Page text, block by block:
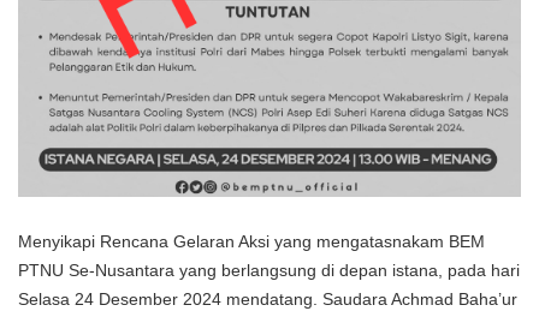
Menyikapi Rencana Gelaran Aksi yang mengatasnakam BEM
PTNU Se-Nusantara yang berlangsung di depan istana, pada hari
Selasa 24 Desember 2024 mendatang. Saudara Achmad Baha’ur